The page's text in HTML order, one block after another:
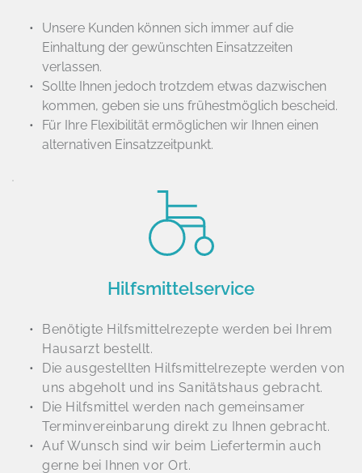
Unsere Kunden können sich immer auf die
Einhaltung der gewünschten Einsatzzeiten
verlassen.
Sollte Ihnen jedoch trotzdem etwas dazwischen
kommen, geben sie uns frühestmöglich bescheid.
Für Ihre Flexibilität ermöglichen wir Ihnen einen
alternativen Einsatzzeitpunkt.
Hilfsmittelservice
Benötigte Hilfsmittelrezepte werden bei Ihrem
Hausarzt bestellt.
Die ausgestellten Hilfsmittelrezepte werden von
uns abgeholt und ins Sanitätshaus gebracht.
Die Hilfsmittel werden nach gemeinsamer
Terminvereinbarung direkt zu Ihnen gebracht.
Auf Wunsch sind wir beim Liefertermin auch
gerne bei Ihnen vor Ort.